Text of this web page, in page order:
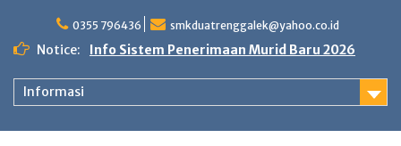
content
0355 796436 smkduatrenggalek@yahoo.co.id
Notice: Info Sistem Penerimaan Murid Baru 2026
Informasi